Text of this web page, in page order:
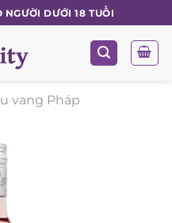
DƯỚI 18 TUỔI
vang Pháp